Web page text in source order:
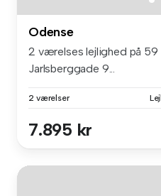
Odense
2 værelses lejlighed på 59
Jarlsberggade 9...
2 værelser
7.895 kr